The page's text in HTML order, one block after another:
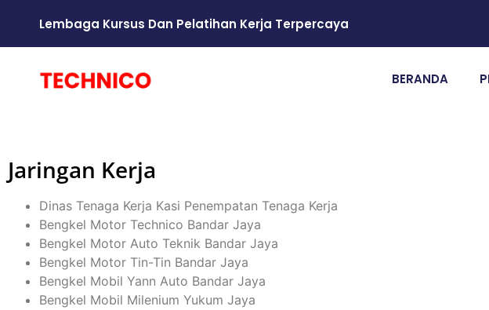
Lembaga Kursus Dan Pelatihan Kerja Terpercaya
BERANDA
Jaringan Kerja
Dinas Tenaga Kerja Kasi Penempatan Tenaga Kerja
Bengkel Motor Technico Bandar Jaya
Bengkel Motor Auto Teknik Bandar Jaya
Bengkel Motor Tin-Tin Bandar Jaya
Bengkel Mobil Yann Auto Bandar Jaya
Bengkel Mobil Milenium Yukum Jaya